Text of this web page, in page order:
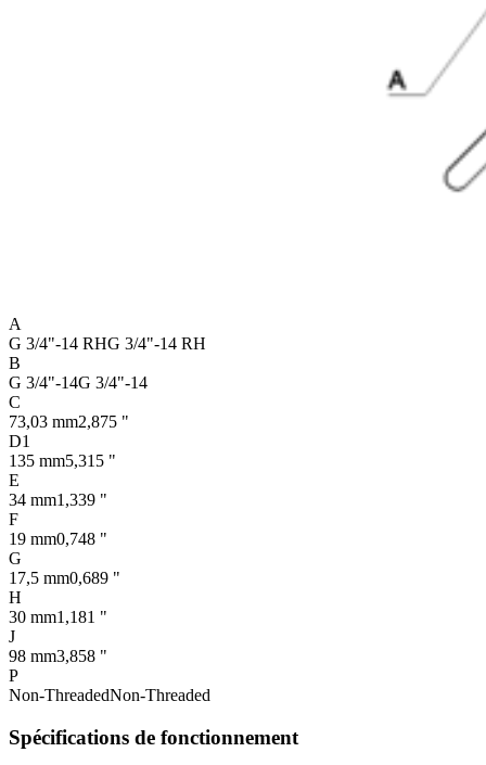
A
G 3/4"-14 RHG 3/4"-14 RH
B
G 3/4"-14G 3/4"-14
C
73,03 mm2,875 "
D1
135 mm5,315 "
E
34 mm1,339 "
F
19 mm0,748 "
G
17,5 mm0,689 "
H
30 mm1,181 "
J
98 mm3,858 "
P
Non-ThreadedNon-Threaded
Spécifications de fonctionnement